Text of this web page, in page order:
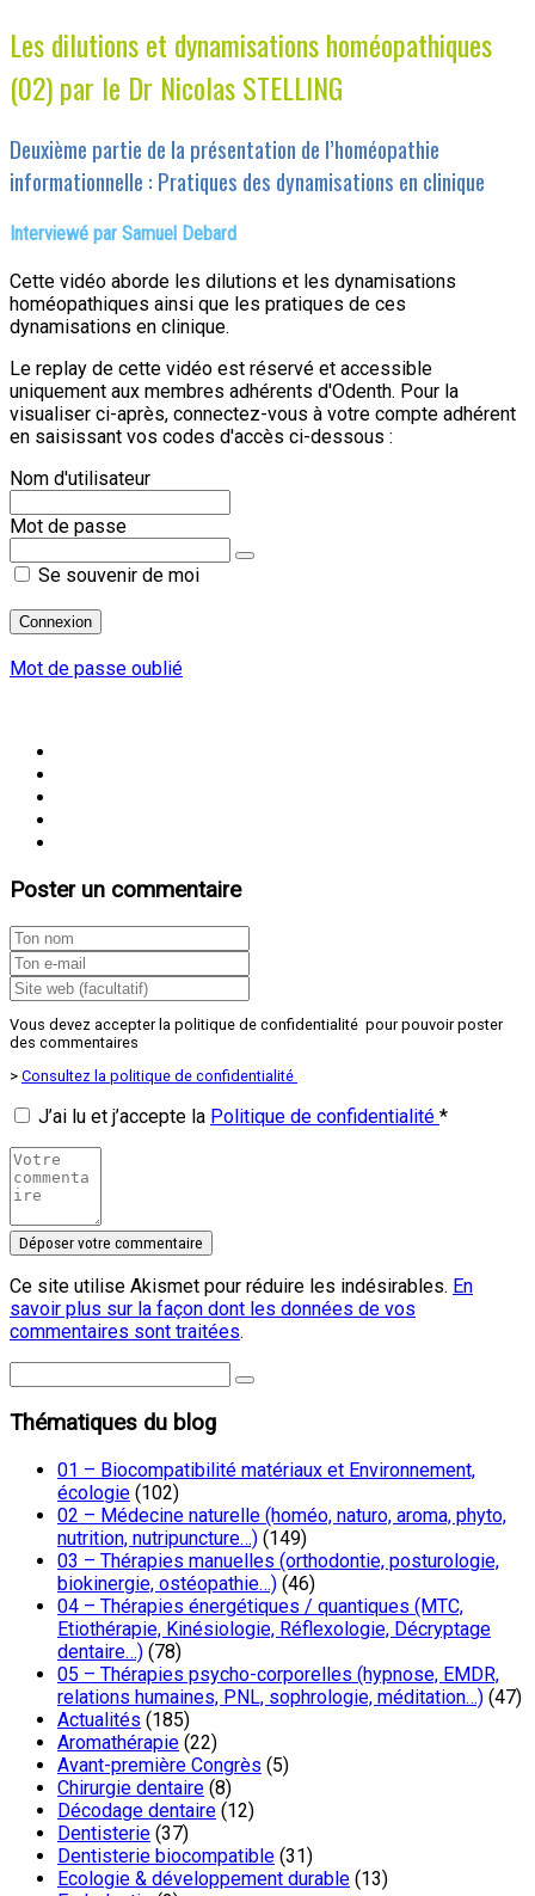
Les dilutions et dynamisations homéopathiques
(02) par le Dr Nicolas STELLING
Deuxième partie de la présentation de l’homéopathie
informationnelle : Pratiques des dynamisations en clinique
Interviewé par Samuel Debard
Cette vidéo aborde les dilutions et les dynamisations
homéopathiques ainsi que les pratiques de ces
dynamisations en clinique.
Le replay de cette vidéo est réservé et accessible
uniquement aux membres adhérents d'Odenth. Pour la
visualiser ci-après, connectez-vous à votre compte adhérent
en saisissant vos codes d'accès ci-dessous :
Nom d'utilisateur
Mot de passe
Se souvenir de moi
Mot de passe oublié
Poster un commentaire
Vous devez accepter la politique de confidentialité pour pouvoir poster
des commentaires
> Consultez la politique de confidentialité
J’ai lu et j’accepte la Politique de confidentialité *
Ce site utilise Akismet pour réduire les indésirables. En
savoir plus sur la façon dont les données de vos
commentaires sont traitées.
Thématiques du blog
01 – Biocompatibilité matériaux et Environnement,
écologie (102)
02 – Médecine naturelle (homéo, naturo, aroma, phyto,
nutrition, nutripuncture…) (149)
03 – Thérapies manuelles (orthodontie, posturologie,
biokinergie, ostéopathie…) (46)
04 – Thérapies énergétiques / quantiques (MTC,
Etiothérapie, Kinésiologie, Réflexologie, Décryptage
dentaire…) (78)
05 – Thérapies psycho-corporelles (hypnose, EMDR,
relations humaines, PNL, sophrologie, méditation…) (47)
Actualités (185)
Aromathérapie (22)
Avant-première Congrès (5)
Chirurgie dentaire (8)
Décodage dentaire (12)
Dentisterie (37)
Dentisterie biocompatible (31)
Ecologie & développement durable (13)